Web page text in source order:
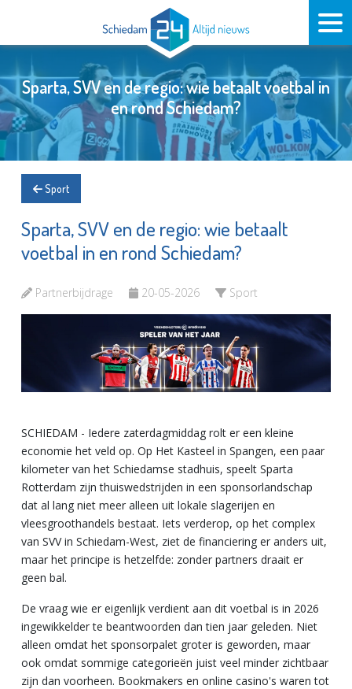
Sparta, SVV en de regio: wie betaalt voetbal in
en rond Schiedam?
Sport
Sparta, SVV en de regio: wie betaalt
voetbal in en rond Schiedam?
Partnerbijdrage 20-05-2026 Sport
SCHIEDAM - Iedere zaterdagmiddag rolt er een kleine
economie het veld op. Op Het Kasteel in Spangen, een paar
kilometer van het Schiedamse stadhuis, speelt Sparta
Rotterdam zijn thuiswedstrijden in een sponsorlandschap
dat al lang niet meer alleen uit lokale slagerijen en
vleesgroothandels bestaat. Iets verderop, op het complex
van SVV in Schiedam-West, ziet de financiering er anders uit,
maar het principe is hetzelfde: zonder partners draait er
geen bal.
De vraag wie er eigenlijk verdient aan dit voetbal is in 2026
ingewikkelder te beantwoorden dan tien jaar geleden. Niet
alleen omdat het sponsorpalet groter is geworden, maar
ook omdat sommige categorieën juist veel minder zichtbaar
zijn dan voorheen. Bookmakers en online casino's waren tot